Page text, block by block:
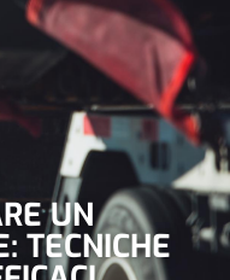
UN
TECNICHE